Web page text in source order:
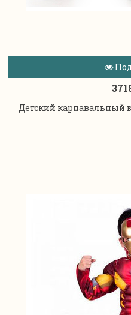
Детский карнавальный